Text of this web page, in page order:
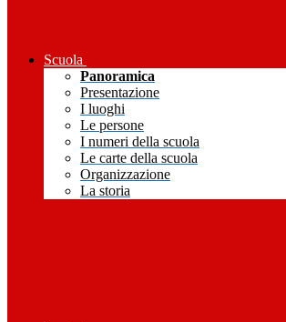
Scuola
Panoramica
Presentazione
I luoghi
Le persone
I numeri della scuola
Le carte della scuola
Organizzazione
La storia